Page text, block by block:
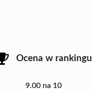
Ocena w rankingu
9.00 na 10